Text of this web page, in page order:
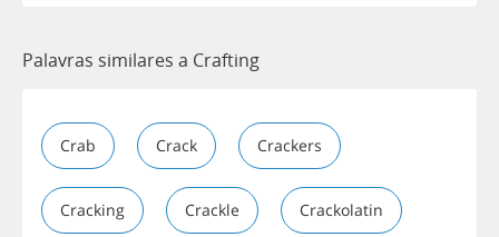
Palavras similares a Crafting
Crab Crack Crackers
Cracking Crackle Crackolatin